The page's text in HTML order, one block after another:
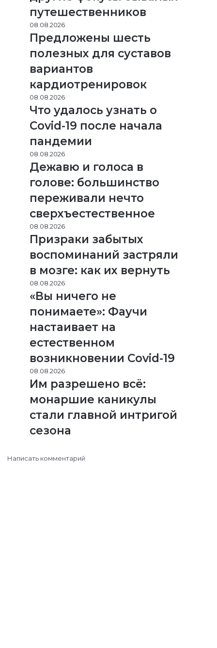
путешественников
08.08.2026
Предложены шесть
полезных для суставов
вариантов
кардиотренировок
08.08.2026
Что удалось узнать о
Covid-19 после начала
пандемии
08.08.2026
Дежавю и голоса в
голове: большинство
переживали нечто
сверхъестественное
08.08.2026
Призраки забытых
воспоминаний застряли
в мозге: как их вернуть
08.08.2026
«Вы ничего не
понимаете»: Фаучи
настаивает на
естественном
возникновении Covid-19
08.08.2026
Им разрешено всё:
монаршие каникулы
стали главной интригой
сезона
Написать комментарий